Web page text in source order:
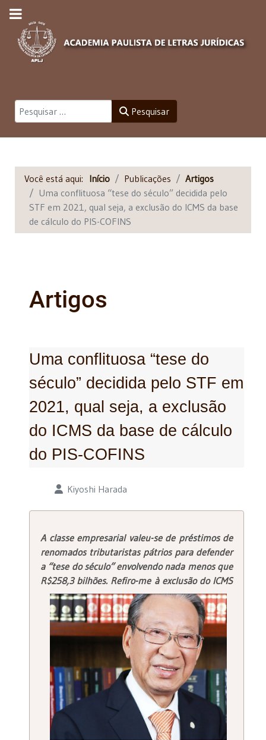
Pesquisar Pesquisar
Você está aqui: Início Publicações
Artigos
Uma conflituosa “tese do século” decidida pelo
STF em 2021, qual seja, a exclusão do ICMS da base
de cálculo do PIS-COFINS
Artigos
Uma conflituosa “tese do
século” decidida pelo STF em
2021, qual seja, a exclusão
do ICMS da base de cálculo
do PIS-COFINS
Detalhes Kiyoshi Harada
A classe empresarial valeu-se de préstimos de
renomados tributaristas pátrios para defender
a “tese do século” envolvendo nada menos que
R$258,3 bilhões. Refiro-me à exclusão do ICMS